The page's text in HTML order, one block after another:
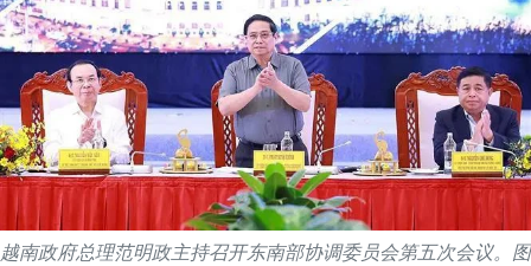
越南政府总理范明政主持召开东南部协调委员会第五次会议。图